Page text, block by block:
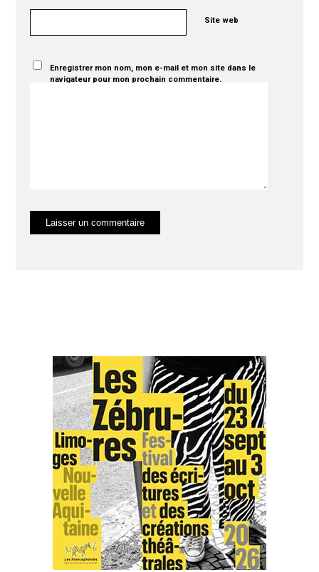
Site web
Enregistrer mon nom, mon e-mail et mon site dans le
navigateur pour mon prochain commentaire.